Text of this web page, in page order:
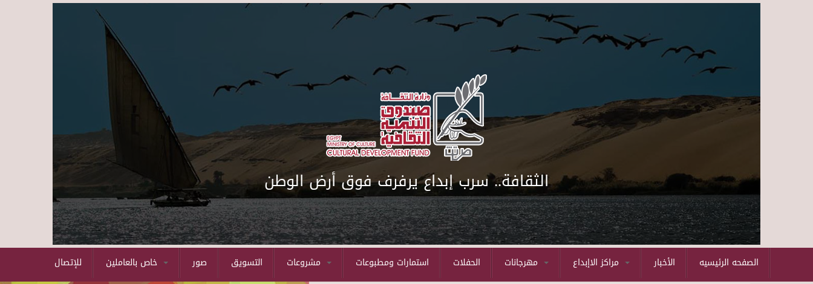
Skip to main content
الثقافة.. سرب إبداع يرفرف فوق أرض الوطن
للإتصال صور التسويق استمارات ومطبوعات الحفلات الأخبار الصفحه الرئيسيه